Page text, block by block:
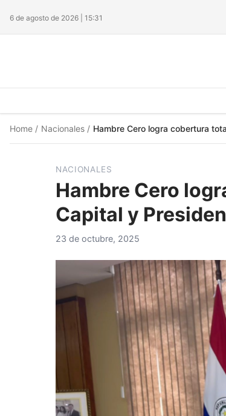
6 de agosto de 2026 | 15:31
Home / Nacionales / Hambre Cero logra cobertura
NACIONALES
Hambre Cero
Capital y
23 de octubre, 2025